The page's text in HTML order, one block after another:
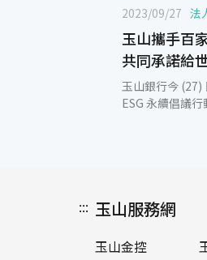
2023/09/27 法
玉山攜手百
共同承諾給
玉山銀行今 (27)
ESG 永續倡議
合企業夥伴於
議，積極落實
烈響應共計101
影響力的企業參
::: 玉山服務網
玉山金控